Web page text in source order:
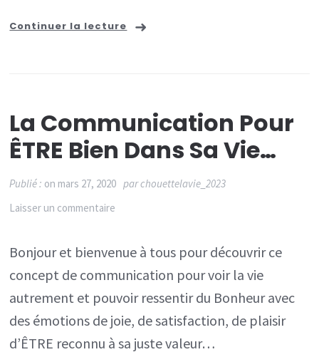
Continuer la lecture
La Communication Pour
ÊTRE Bien Dans Sa Vie…
Publié : on mars 27, 2020 parchouettelavie_2023
Laisser un commentaire
Communication
pour
ÊTRE
bien
dans
Bonjour et bienvenue à tous pour découvrir ce
concept de communication pour voir la vie
autrement et pouvoir ressentir du Bonheur avec
des émotions de joie, de satisfaction, de plaisir
d’ÊTRE reconnu à sa juste valeur…